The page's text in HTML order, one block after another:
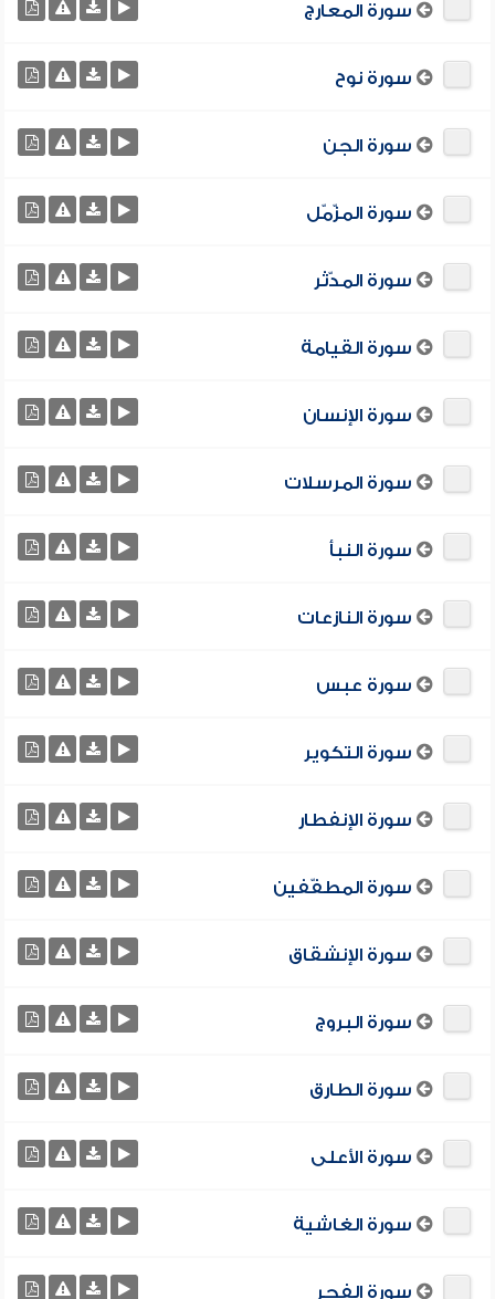
سورة المعارج
سورة نوح
سورة الجن
سورة المزّمّل
سورة المدّثر
سورة القيامة
سورة الإنسان
سورة المرسلات
سورة النبأ
سورة النازعات
سورة عبس
سورة التكوير
سورة الإنفطار
سورة المطفّفين
سورة الإنشقاق
سورة البروج
سورة الطارق
سورة الأعلى
سورة الغاشية
سورة الفجر